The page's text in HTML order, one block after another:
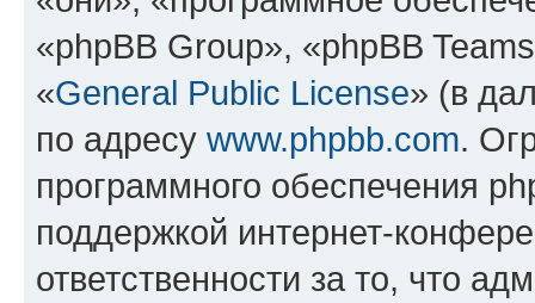
«phpBB Group», «phpBB
«General Public License» (в
по адресу www.phpbb.com.
программного обеспечения
поддержкой интернет-
ответственности за то, что